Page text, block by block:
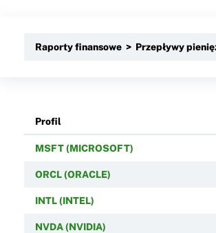
Raporty finansowe > Przepływy
Profil
MSFT (MICROSOFT)
ORCL (ORACLE)
INTL (INTEL)
NVDA (NVIDIA)